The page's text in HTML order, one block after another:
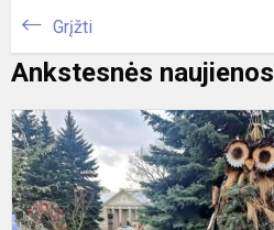
Grįžti
Ankstesnės naujienos